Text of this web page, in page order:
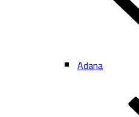
Adana